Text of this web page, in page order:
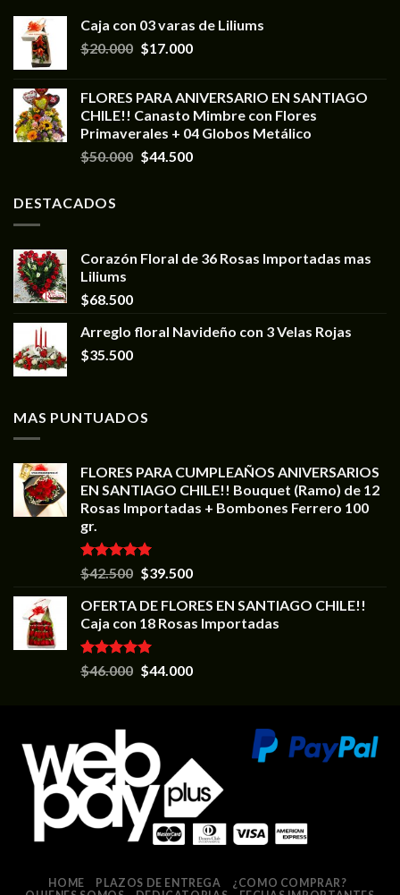
Caja con 03 varas de Liliums
$20.000 $17.000
FLORES PARA ANIVERSARIO EN SANTIAGO
CHILE!! Canasto Mimbre con Flores
Primaverales + 04 Globos Metálico
$50.000 $44.500
DESTACADOS
Corazón Floral de 36 Rosas Importadas mas
Liliums
$68.500
Arreglo floral Navideño con 3 Velas Rojas
$35.500
MAS PUNTUADOS
FLORES PARA CUMPLEAÑOS ANIVERSARIOS
EN SANTIAGO CHILE!! Bouquet (Ramo) de 12
Rosas Importadas + Bombones Ferrero 100
gr.
Valorado en
5.00
$42.500 $39.500
OFERTA DE FLORES EN SANTIAGO CHILE!!
Caja con 18 Rosas Importadas
Valorado en
5.00
$46.000 $44.000
HOME PLAZOS DE ENTREGA
¿COMO COMPRAR?